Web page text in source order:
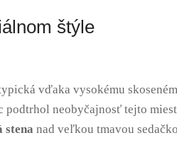
štýle
vďaka vysokému
podtrhol neobyčajnosť tejto
stena nad veľkou tmavou